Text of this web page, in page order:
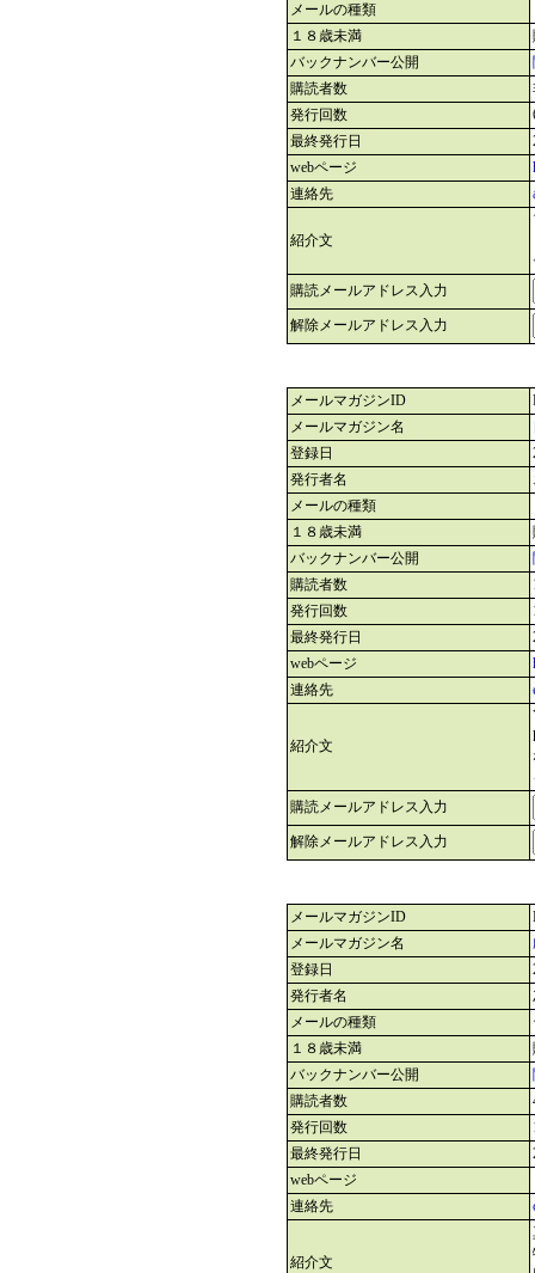
メールの種類
１８歳未満
バックナンバー公開
購読者数
発行回数
最終発行日
webページ
連絡先
紹介文
購読メールアドレス入力
解除メールアドレス入力
メールマガジンID
メールマガジン名
登録日
発行者名
メールの種類
１８歳未満
バックナンバー公開
購読者数
発行回数
最終発行日
webページ
連絡先
紹介文
購読メールアドレス入力
解除メールアドレス入力
メールマガジンID
メールマガジン名
登録日
発行者名
メールの種類
１８歳未満
バックナンバー公開
購読者数
発行回数
最終発行日
webページ
連絡先
紹介文